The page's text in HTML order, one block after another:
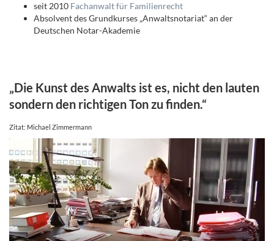
seit 2010 Fachanwalt für Familienrecht
Absolvent des Grundkurses „Anwaltsnotariat“ an der
Deutschen Notar-Akademie
„Die Kunst des Anwalts ist es, nicht den lauten
sondern den richtigen Ton zu finden.“
Zitat: Michael Zimmermann